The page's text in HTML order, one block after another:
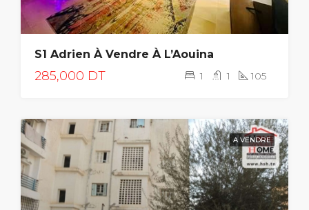
S1 Adrien À Vendre À L’Aouina
285,000 DT 1 1 105
A VENDRE